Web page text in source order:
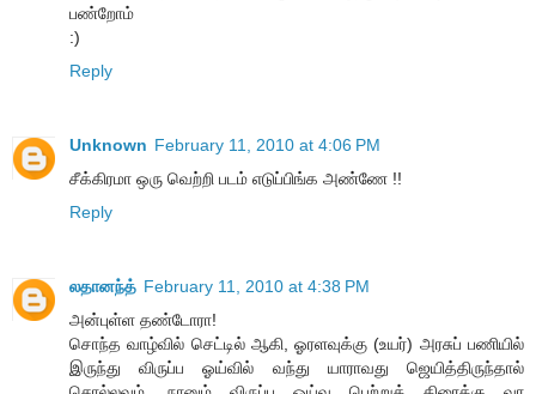
பண்றோம்
:)
Reply
Unknown February 11, 2010 at 4:06 PM
சீக்கிரமா ஒரு வெற்றி படம் எடுப்பிங்க அண்ணே !!
Reply
லதானந்த் February 11, 2010 at 4:38 PM
அன்புள்ள தண்டோரா!
சொந்த வாழ்வில் செட்டில் ஆகி, ஓரளவுக்கு (உயர்) அரசுப் பணியில்
இருந்து விருப்ப ஓய்வில் வந்து யாராவது ஜெயித்திருந்தால்